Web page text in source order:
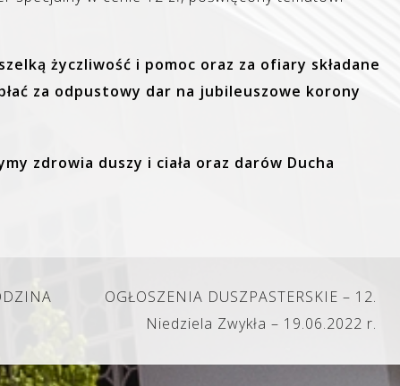
życzliwość i pomoc oraz za ofiary składane
za odpustowy dar na jubileuszowe korony
zdrowia duszy i ciała oraz darów Ducha
OGŁOSZENIA DUSZPASTERSKIE – 12.
Niedziela Zwykła – 19.06.2022 r.